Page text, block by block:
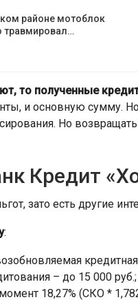
районе мотоблок
травмировал…
то полученные
и основную сумму.
Но
Кредит
зато есть другие
:
– до 15 000 руб.;
18,27% (СКО *